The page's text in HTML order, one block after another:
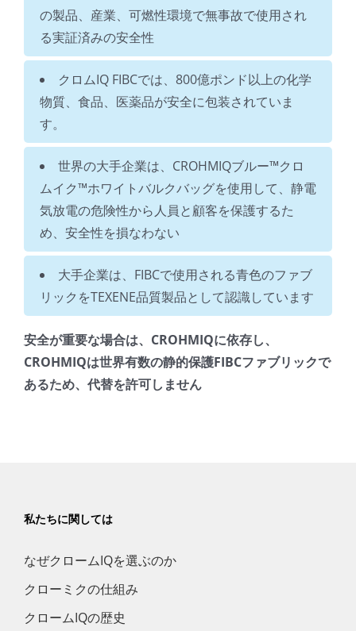
の製品、産業、可燃性環境で無事故で使用され
る実証済みの安全性
クロムIQ FIBCでは、800億ポンド以上の化学
物質、食品、医薬品が安全に包装されていま
す。
世界の大手企業は、CROHMIQブルー™クロ
ムイク™ホワイトバルクバッグを使用して、静電
気放電の危険性から人員と顧客を保護するた
め、安全性を損なわない
大手企業は、FIBCで使用される青色のファブ
リックをTEXENE品質製品として認識しています
安全が重要な場合は、CROHMIQに依存し、
CROHMIQは世界有数の静的保護FIBCファブリックで
あるため、代替を許可しません
私たちに関しては
なぜクロームIQを選ぶのか
クローミクの仕組み
クロームIQの歴史